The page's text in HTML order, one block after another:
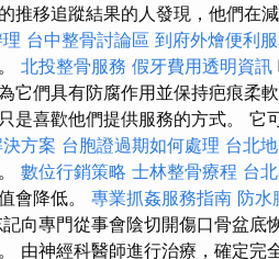
推移追蹤結果的人發現，他們在
台中整骨討論區 到府外燴便利
北投整骨服務 假牙費用透明資訊
它們具有防腐作用並保持疤痕柔軟
是喜歡他們提供服務的方式。 它
方案 台胞證過期如何處理 台北
數位行銷策略 士林整骨療程 台
會降低。 專業抓姦服務指南 防水
向專門從事會陰切開傷口骨盆
由神經科醫師進行治療，確定完